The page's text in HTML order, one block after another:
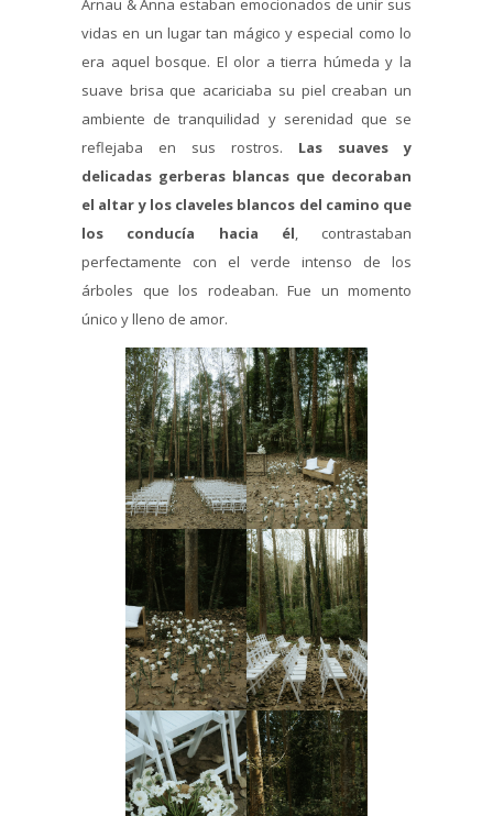
Arnau & Anna estaban emocionados de unir sus
vidas en un lugar tan mágico y especial como lo
era aquel bosque. El olor a tierra húmeda y la
suave brisa que acariciaba su piel creaban un
ambiente de tranquilidad y serenidad que se
reflejaba en sus rostros. Las suaves y
delicadas gerberas blancas que decoraban
el altar y los claveles blancos del camino que
los conducía hacia él, contrastaban
perfectamente con el verde intenso de los
árboles que los rodeaban. Fue un momento
único y lleno de amor.